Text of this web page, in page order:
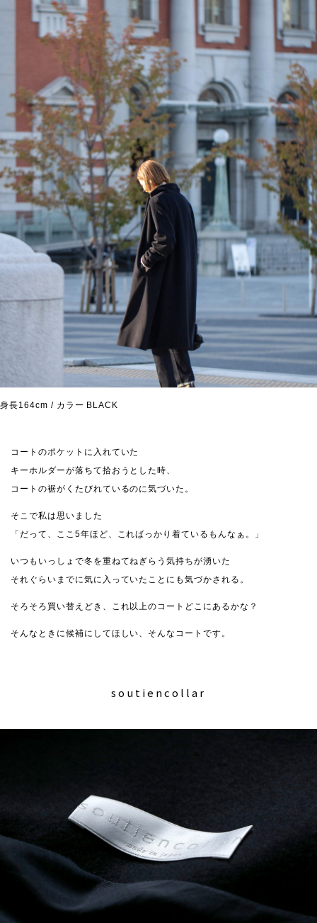
身長164cm / カラー BLACK
コートのポケットに入れていた
キーホルダーが落ちて拾おうとした時、
コートの裾がくたびれているのに気づいた。
そこで私は思いました
「だって、ここ5年ほど、こればっかり着ているもんなぁ。」
いつもいっしょで冬を重ねてねぎらう気持ちが湧いた
それぐらいまでに気に入っていたことにも気づかされる。
そろそろ買い替えどき、これ以上のコートどこにあるかな？
そんなときに候補にしてほしい、そんなコートです。
soutiencollar